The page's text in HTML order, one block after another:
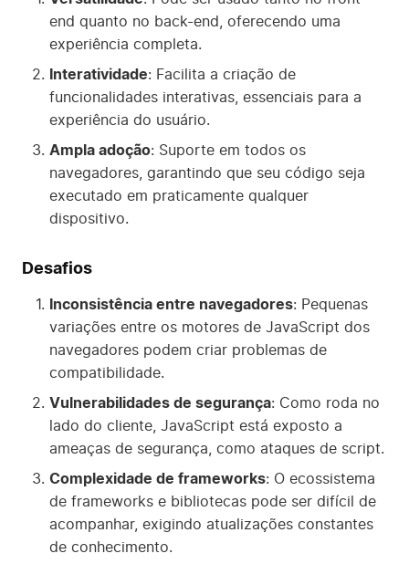
end quanto no back-end, oferecendo uma
experiência completa.
Interatividade: Facilita a criação de
funcionalidades interativas, essenciais para a
experiência do usuário.
Ampla adoção: Suporte em todos os
navegadores, garantindo que seu código seja
executado em praticamente qualquer
dispositivo.
Desafios
Inconsistência entre navegadores: Pequenas
variações entre os motores de JavaScript dos
navegadores podem criar problemas de
compatibilidade.
Vulnerabilidades de segurança: Como roda no
lado do cliente, JavaScript está exposto a
ameaças de segurança, como ataques de script.
Complexidade de frameworks: O ecossistema
de frameworks e bibliotecas pode ser difícil de
acompanhar, exigindo atualizações constantes
de conhecimento.